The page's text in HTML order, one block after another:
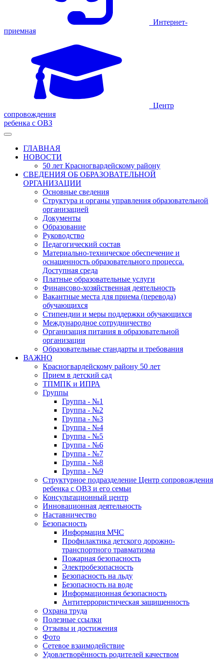
Интернет-
приемная
Центр
сопровождения
ребенка с ОВЗ
ГЛАВНАЯ
НОВОСТИ
50 лет Красногвардейскому району
СВЕДЕНИЯ ОБ ОБРАЗОВАТЕЛЬНОЙ
ОРГАНИЗАЦИИ
Основные сведения
Структура и органы управления образовательной
организацией
Документы
Образование
Руководство
Педагогический состав
Материально-техническое обеспечение и
оснащенность образовательного процесса.
Доступная среда
Платные образовательные услуги
Финансово-хозяйственная деятельность
Вакантные места для приема (перевода)
обучающихся
Стипендии и меры поддержки обучающихся
Международное сотрудничество
Организация питания в образовательной
организации
Образовательные стандарты и требования
ВАЖНО
Красногвардейскому району 50 лет
Прием в детский сад
ТПМПК и ИПРА
Группы
Группа - №1
Группа - №2
Группа - №3
Группа - №4
Группа - №5
Группа - №6
Группа - №7
Группа - №8
Группа - №9
Структурное подразделение Центр сопровождения
ребенка с ОВЗ и его семьи
Консультационный центр
Инновационная деятельность
Наставничество
Безопасность
Информация МЧС
Профилактика детского дорожно-
транспортного травматизма
Пожарная безопасность
Электробезопасность
Безопасность на льду
Безопасность на воде
Информационная безопасность
Антитеррористическая защищенность
Охрана труда
Полезные ссылки
Отзывы и достижения
Фото
Сетевое взаимодействие
Удовлетворённость родителей качеством